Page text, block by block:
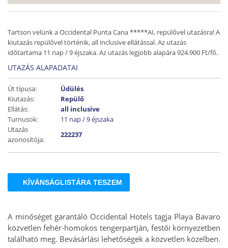
Tartson velünk a Occidental Punta Cana *****AI, repülővel utazásra! A
kiutazás repülővel történik, all inclusive ellátással. Az utazás
időtartama 11 nap / 9 éjszaka. Az utazás legjobb alapára 924.900 Ft/fő.
UTAZÁS ALAPADATAI
Út típusa:
Üdülés
Kiutazás:
Repülő
Ellátás:
all inclusive
Turnusok:
11 nap / 9 éjszaka
Utazás
azonosítója:
222237
KÍVÁNSÁGLISTÁRA TESZEM
A minőséget garantáló Occidental Hotels tagja Playa Bavaro
közvetlen fehér-homokos tengerpartján, festői környezetben
található meg. Bevásárlási lehetőségek a közvetlen közelben.